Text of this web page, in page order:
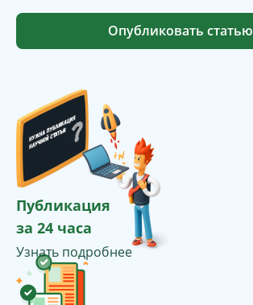
Опубликовать статью
Публикация
за 24 часа
Узнать подробнее